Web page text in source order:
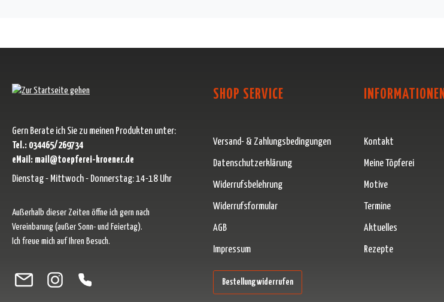
Gern Berate ich Sie zu meinen Produkten unter:
Tel.: 034465/269734
eMail: mail@toepferei-kroener.de
Dienstag - Mittwoch - Donnerstag: 14-18 Uhr
Außerhalb dieser Zeiten öffne ich gern nach
Vereinbarung (außer Sonn- und Feiertag).
Ich freue mich auf Ihren Besuch.
Besuche uns auf Facebook – öffnet in neuem Tab (externer Link)
Schau auf Instagram vorbei – öffnet in neuem Tab (externer Link)
Lass dich auf Pinterest inspirieren – öffnet in neuem Tab (externer Link)
Folge uns auf X – öffnet in neuem Tab (externer Link)
SHOP SERVICE
Versand- & Zahlungsbedingungen
Datenschutzerklärung
Widerrufsbelehrung
Widerrufsformular
AGB
Impressum
Bestellung widerrufen
INFORMATIONEN
Kontakt
Meine Töpferei
Motive
Termine
Aktuelles
Rezepte